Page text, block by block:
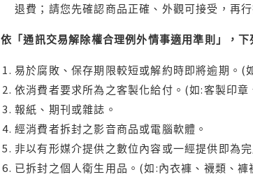
退費；請您先確認商品正確、外觀可接受，再
依「通訊交易解除權合理例外情事適用準則」，
易於腐敗、保存期限較短或解約時即將逾期。
依消費者要求所為之客製化給付。(如:客製印章
報紙、期刊或雜誌。
經消費者拆封之影音商品或電腦軟體。
非以有形媒介提供之數位內容或一經提供即為
已拆封之個人衛生用品。(如:內衣褲、襪類、